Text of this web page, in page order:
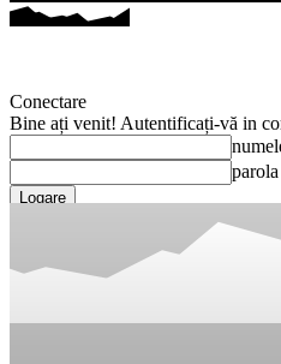
Conectare
Bine ați venit! Autentificați-vă in
Ați uitat parola? obține ajutor
Recuperați-vă parola